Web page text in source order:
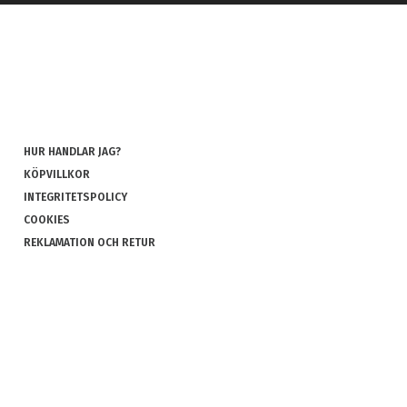
HUR HANDLAR JAG?
KÖPVILLKOR
INTEGRITETSPOLICY
COOKIES
REKLAMATION OCH RETUR